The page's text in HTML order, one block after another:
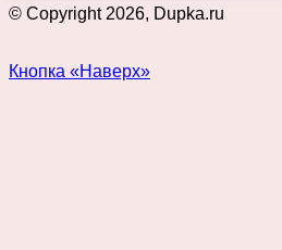
© Copyright 2026, Dupka.ru
Кнопка «Наверх»